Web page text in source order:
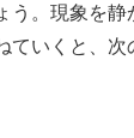
う。現象を
ていくと、